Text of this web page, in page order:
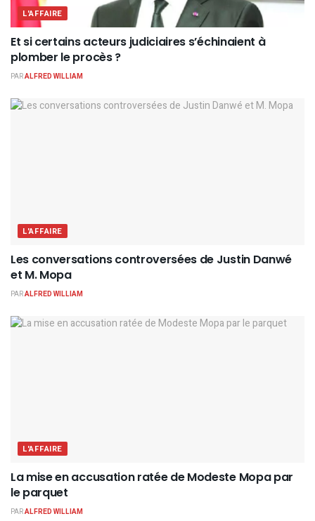
L'AFFAIRE
Et si certains acteurs judiciaires s’échinaient à
plomber le procès ?
PARALFRED WILLIAM
L'AFFAIRE
Les conversations controversées de Justin Danwé
et M. Mopa
PARALFRED WILLIAM
L'AFFAIRE
La mise en accusation ratée de Modeste Mopa par
le parquet
PARALFRED WILLIAM